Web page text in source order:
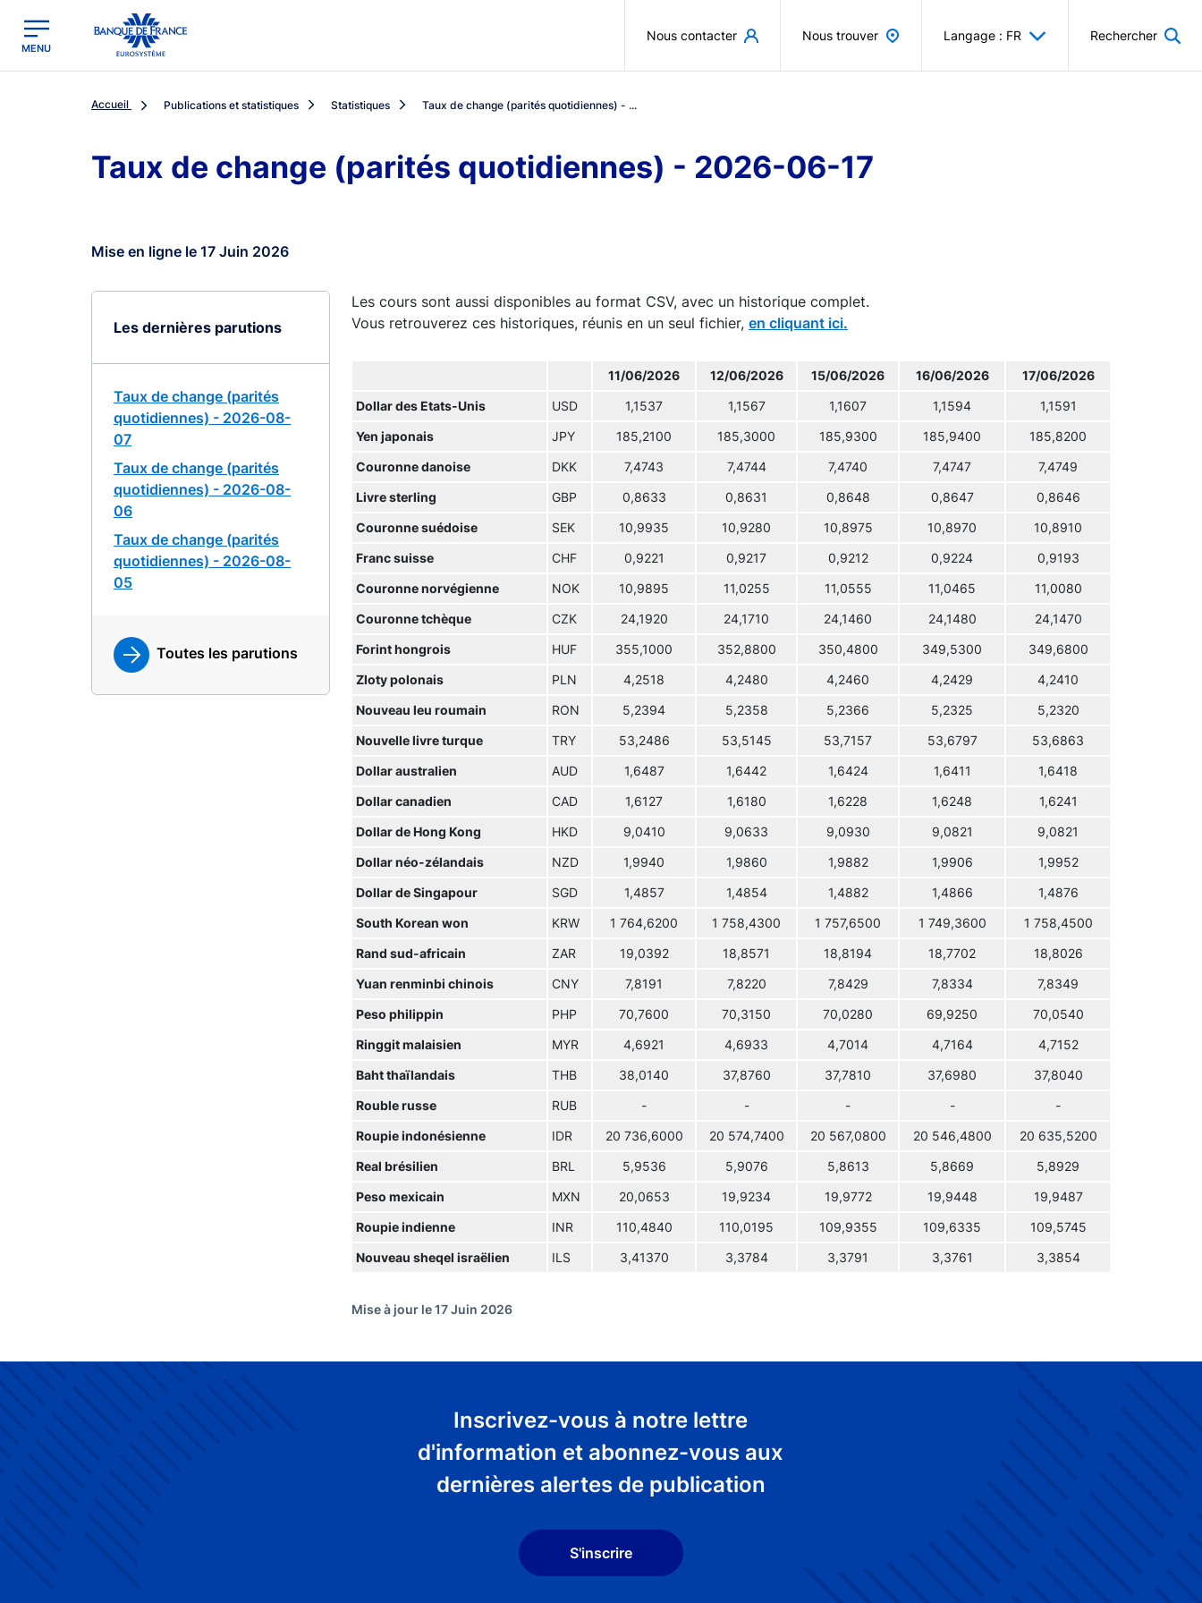
Banque de France - Menu Principal
MENU
Nous contacter Nous trouver Langage : FR Rechercher
Accueil Publications et statistiques Statistiques Taux de change (parités quotidiennes) - ...
Taux de change (parités quotidiennes) - 2026-06-17
Mise en ligne le 17 Juin 2026
Les dernières parutions
Taux de change (parités
quotidiennes) - 2026-08-
07
Taux de change (parités
quotidiennes) - 2026-08-
06
Taux de change (parités
quotidiennes) - 2026-08-
05
Toutes les parutions
Les cours sont aussi disponibles au format CSV, avec un historique complet.
Vous retrouverez ces historiques, réunis en un seul fichier, en cliquant ici.
11/06/2026 12/06/2026 15/06/2026 16/06/2026 17/06/2026
Dollar des Etats-Unis USD 1,1537 1,1567 1,1607 1,1594 1,1591
Yen japonais JPY 185,2100 185,3000 185,9300 185,9400 185,8200
Couronne danoise DKK 7,4743 7,4744 7,4740 7,4747 7,4749
Livre sterling GBP 0,8633 0,8631 0,8648 0,8647 0,8646
Couronne suédoise SEK 10,9935 10,9280 10,8975 10,8970 10,8910
Franc suisse CHF 0,9221 0,9217 0,9212 0,9224 0,9193
Couronne norvégienne NOK 10,9895 11,0255 11,0555 11,0465 11,0080
Couronne tchèque CZK 24,1920 24,1710 24,1460 24,1480 24,1470
Forint hongrois HUF 355,1000 352,8800 350,4800 349,5300 349,6800
Zloty polonais PLN 4,2518 4,2480 4,2460 4,2429 4,2410
Nouveau leu roumain RON 5,2394 5,2358 5,2366 5,2325 5,2320
Nouvelle livre turque TRY 53,2486 53,5145 53,7157 53,6797 53,6863
Dollar australien AUD 1,6487 1,6442 1,6424 1,6411 1,6418
Dollar canadien CAD 1,6127 1,6180 1,6228 1,6248 1,6241
Dollar de Hong Kong HKD 9,0410 9,0633 9,0930 9,0821 9,0821
Dollar néo-zélandais NZD 1,9940 1,9860 1,9882 1,9906 1,9952
Dollar de Singapour SGD 1,4857 1,4854 1,4882 1,4866 1,4876
South Korean won KRW 1 764,6200 1 758,4300 1 757,6500 1 749,3600 1 758,4500
Rand sud-africain ZAR 19,0392 18,8571 18,8194 18,7702 18,8026
Yuan renminbi chinois CNY 7,8191 7,8220 7,8429 7,8334 7,8349
Peso philippin PHP 70,7600 70,3150 70,0280 69,9250 70,0540
Ringgit malaisien MYR 4,6921 4,6933 4,7014 4,7164 4,7152
Baht thaïlandais THB 38,0140 37,8760 37,7810 37,6980 37,8040
Rouble russe RUB - - - - -
Roupie indonésienne IDR 20 736,6000 20 574,7400 20 567,0800 20 546,4800 20 635,5200
Real brésilien BRL 5,9536 5,9076 5,8613 5,8669 5,8929
Peso mexicain MXN 20,0653 19,9234 19,9772 19,9448 19,9487
Roupie indienne INR 110,4840 110,0195 109,9355 109,6335 109,5745
Nouveau sheqel israëlien ILS 3,41370 3,3784 3,3791 3,3761 3,3854
Mise à jour le 17 Juin 2026
Inscrivez-vous à notre lettre
d'information et abonnez-vous aux
dernières alertes de publication
S'inscrire